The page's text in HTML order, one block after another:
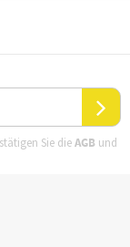
Sie dieAGB und